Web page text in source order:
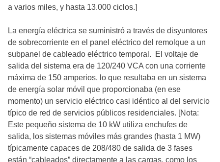
a varios miles, y hasta 13.000 ciclos.]
La energía eléctrica se suministró a través de disyuntores
de sobrecorriente en el panel eléctrico del remolque a un
subpanel de cableado eléctrico temporal. El voltaje de
salida del sistema era de 120/240 VCA con una corriente
máxima de 150 amperios, lo que resultaba en un sistema
de energía solar móvil que proporcionaba (en ese
momento) un servicio eléctrico casi idéntico al del servicio
típico de red de servicios públicos residenciales. [Nota:
Este pequeño sistema de 10 kW utiliza enchufes de
salida, los sistemas móviles más grandes (hasta 1 MW)
típicamente capaces de 208/480 de salida de 3 fases
están “cableados” directamente a las cargas, como los